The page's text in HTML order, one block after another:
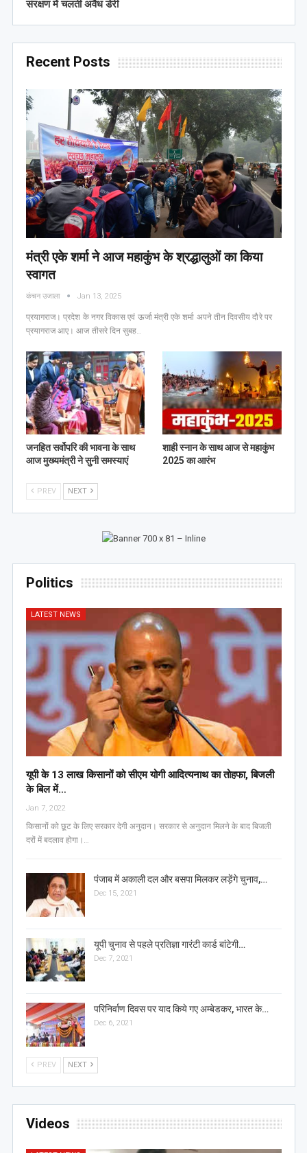
संरक्षण में चलती अवैध डेरी
Recent Posts
मंत्री एके शर्मा ने आज महाकुंभ के श्रद्धालुओं का किया
स्वागत
कंचन उजाला Jan 13, 2025
प्रयागराज। प्रदेश के नगर विकास एवं ऊर्जा मंत्री एके शर्मा अपने तीन दिवसीय दौरे पर
प्रयागराज आए। आज तीसरे दिन सुबह…
जनहित सर्वोपरि की भावना के साथ
आज मुख्यमंत्री ने सुनी समस्याएं
शाही स्नान के साथ आज से महाकुंभ
2025 का आरंभ
PREV NEXT
Politics
LATEST NEWS
यूपी के 13 लाख किसानों को सीएम योगी आद‍ित्‍यनाथ का तोहफा, ब‍िजली
के ब‍िल में…
Jan 7, 2022
किसानों को छूट के लिए सरकार देगी अनुदान। सरकार से अनुदान मिलने के बाद बिजली
दरों में बदलाव होगा।…
पंजाब में अकाली दल और बसपा मिलकर लड़ेंगे चुनाव,…
Dec 15, 2021
यूपी चुनाव से पहले प्रतिज्ञा गारंटी कार्ड बांटेगी…
Dec 7, 2021
परिनिर्वाण दिवस पर याद किये गए अम्बेडकर, भारत के…
Dec 6, 2021
PREV NEXT
Videos